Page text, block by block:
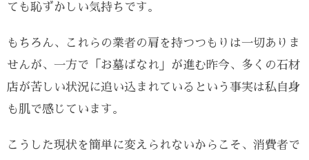
ても恥ずかしい気持ちです。
もちろん、これらの業者の肩を持つつもりは一切ありま
せんが、一方で「お墓ばなれ」が進む昨今、多くの石材
店が苦しい状況に追い込まれているという事実は私自身
も肌で感じています。
こうした現状を簡単に変えられないからこそ、消費者で